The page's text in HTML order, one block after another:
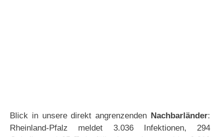
Blick in unsere direkt angrenzenden Nachbarländer:
Rheinland-Pfalz meldet 3.036 Infektionen, 294